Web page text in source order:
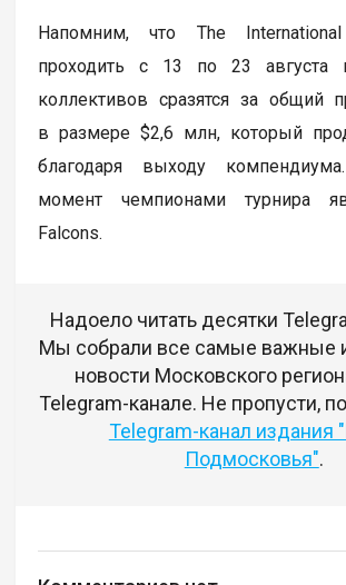
Напомним, что The
проходить с 13 по 23 августа
коллективов сразятся за общий
в размере $2,6 млн, который
благодаря выходу
момент чемпионами турнира
Falcons.
Надоело читать десятки
Мы собрали все самые важные
новости Московского
Telegram-канале. Не пропусти,
Telegram-канал издания
Подмосковья".